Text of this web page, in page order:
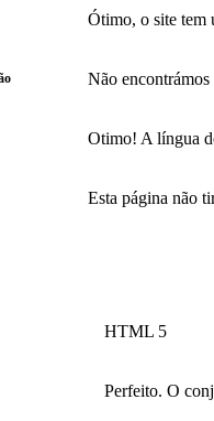
Ótimo, o site tem
Não
Otimo! A língua
Esta página não
HTML 5
Perfeito. O